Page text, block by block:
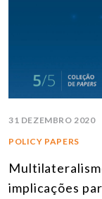
31 DEZEMBRO 2020
POLICY PAPERS
implicações